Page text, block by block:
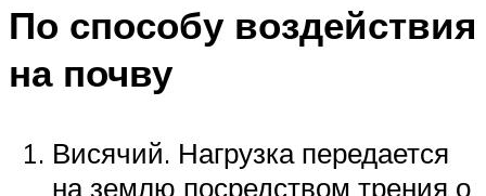
По способу воздействия
на почву
Висячий. Нагрузка передается
на землю посредством трения о